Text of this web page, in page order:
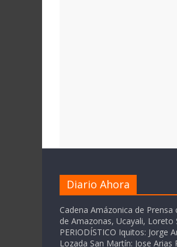
Diario Ahora
Cadena Amázonica de
de Amazonas, Ucayali, Loreto
PERIODÍSTICO Iquitos: Jorge
Lozada San Martín: Jose Arias